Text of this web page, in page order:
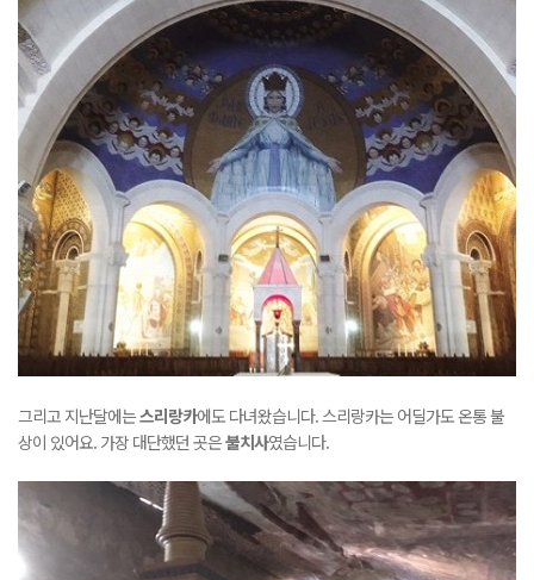
그리고 지난달에는스리랑카에도 다녀왔습니다. 스리랑카는 어딜가도 온통 불
상이 있어요. 가장 대단했던 곳은불치사였습니다.